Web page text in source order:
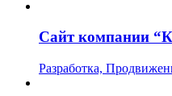
Сайт компании
Разработка,